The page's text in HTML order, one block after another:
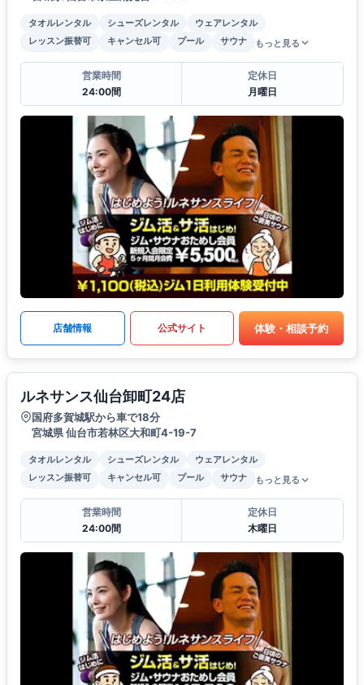
タオルレンタル シューズレンタル
ウェアレンタル
レッスン振替可
キャンセル可 プール サウナ もっと見る
営業時間
24:00間
定休日
月曜日
店舗情報 公式サイト 体験・相談予約
ルネサンス仙台卸町24店
国府多賀城駅から車で18分
宮城県 仙台市若林区大和町4-19-7
タオルレンタル シューズレンタル
ウェアレンタル
レッスン振替可
キャンセル可 プール サウナ もっと見る
営業時間
24:00間
定休日
木曜日